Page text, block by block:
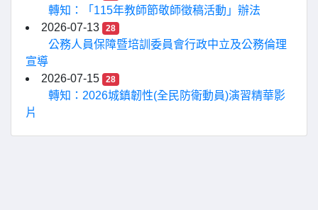
轉知：「115年教師節敬師徵稿活動」辦法
2026-07-13
28
公務人員保障暨培訓委員會行政中立及公務倫理
宣導
2026-07-15
28
轉知：2026城鎮韌性(全民防衛動員)演習精華影
片